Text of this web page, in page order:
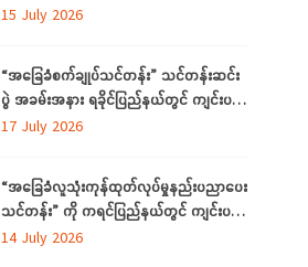
လိုအပ်ချက်တို့ကို ဆန်းစစ်စီမံခြင်း အစီအစဉ်
15 July 2026
“အခြေခံစက်ချုပ်သင်တန်း” သင်တန်းဆင်း
ပွဲ အခမ်းအနား ရခိုင်ပြည်နယ်တွင် ကျင်းပ
ပြုလုပ်
17 July 2026
“အခြေခံလူသုံးကုန်ထုတ်လုပ်မှုနည်းပညာပေး
သင်တန်း” ကို ကရင်ပြည်နယ်တွင် ကျင်းပ
ပြုလုပ်
14 July 2026